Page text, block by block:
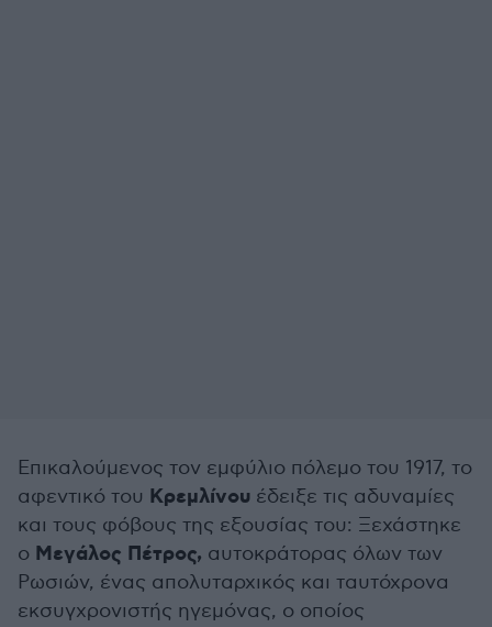
Επικαλούμενος τον εμφύλιο πόλεμο του 1917, το
αφεντικό του Κρεμλίνου έδειξε τις αδυναμίες
και τους φόβους της εξουσίας του: Ξεχάστηκε
ο Μεγάλος Πέτρος, αυτοκράτορας όλων των
Ρωσιών, ένας απολυταρχικός και ταυτόχρονα
εκσυγχρονιστής ηγεμόνας, ο οποίος